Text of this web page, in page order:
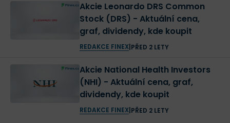
Akcie Leonardo DRS Common
Stock (DRS) - Aktuální cena,
graf, dividendy, kde koupit
REDAKCE FINEX| PŘED 2 LETY
Akcie National Health Investors
(NHI) - Aktuální cena, graf,
dividendy, kde koupit
REDAKCE FINEX| PŘED 2 LETY